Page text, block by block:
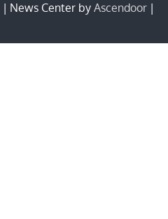
| News Center by Ascendoor |